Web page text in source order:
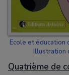
Ecole et éducation
Illustration
Quatrième de